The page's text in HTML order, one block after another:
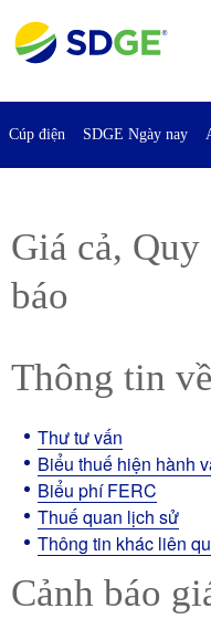
qua
Cúp điện SDGE Ngày nay
Giá cả,
báo
Thông tin
Thư tư vấn
Biểu thuế hiện hành
Biểu phí FERC
Thuế quan lịch sử
Thông tin khác liên
Cảnh báo